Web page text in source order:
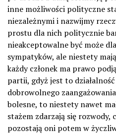
inne możliwości polityczne
niezależnymi i nazwijmy
prostu dla nich politycznie
nieakceptowalne być może
sympatyków, ale niestety
każdy członek ma prawo
partii, gdyż jest to
dobrowolnego
bolesne, to niestety nawet
stażem zdarzają się rozwody,
pozostają oni potem w